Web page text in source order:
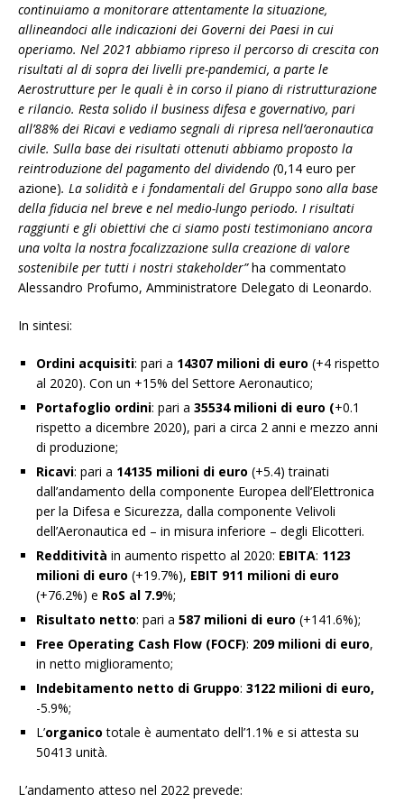
continuiamo a monitorare attentamente la situazione,
allineandoci alle indicazioni dei Governi dei Paesi in cui
operiamo. Nel 2021 abbiamo ripreso il percorso di crescita con
risultati al di sopra dei livelli pre-pandemici, a parte le
Aerostrutture per le quali è in corso il piano di ristrutturazione
e rilancio. Resta solido il business difesa e governativo, pari
all’88% dei Ricavi e vediamo segnali di ripresa nell’aeronautica
civile. Sulla base dei risultati ottenuti abbiamo proposto la
reintroduzione del pagamento del dividendo (0,14 euro per
azione). La solidità e i fondamentali del Gruppo sono alla base
della fiducia nel breve e nel medio-lungo periodo. I risultati
raggiunti e gli obiettivi che ci siamo posti testimoniano ancora
una volta la nostra focalizzazione sulla creazione di valore
sostenibile per tutti i nostri stakeholder”ha commentato
Alessandro Profumo, Amministratore Delegato di Leonardo.
In sintesi:
Ordini acquisiti: pari a 14307 milioni di euro (+4 rispetto
al 2020). Con un +15% del Settore Aeronautico;
Portafoglio ordini: pari a 35534 milioni di euro (+0.1
rispetto a dicembre 2020), pari a circa 2 anni e mezzo anni
di produzione;
Ricavi: pari a 14135 milioni di euro (+5.4) trainati
dall’andamento della componente Europea dell’Elettronica
per la Difesa e Sicurezza, dalla componente Velivoli
dell’Aeronautica ed – in misura inferiore – degli Elicotteri.
Redditività in aumento rispetto al 2020: EBITA: 1123
milioni di euro (+19.7%), EBIT 911 milioni di euro
(+76.2%) e RoS al 7.9%;
Risultato netto: pari a 587 milioni di euro (+141.6%);
Free Operating Cash Flow (FOCF): 209 milioni di euro,
in netto miglioramento;
Indebitamento netto di Gruppo: 3122 milioni di euro,
-5.9%;
L’organico totale è aumentato dell’1.1% e si attesta su
50413 unità.
L’andamento atteso nel 2022 prevede: